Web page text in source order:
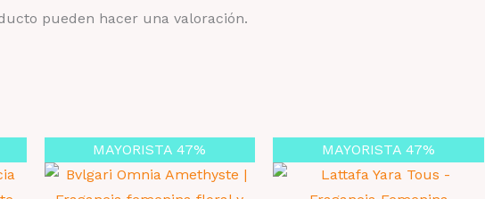
pueden hacer una valoración.
MAYORISTA 47% MAYORISTA 47%